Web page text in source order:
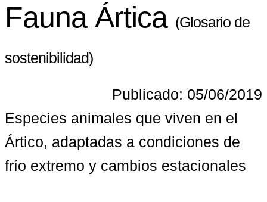
Fauna Ártica (Glosario de
sostenibilidad)
Publicado: 05/06/2019
Especies animales que viven en el
Ártico, adaptadas a condiciones de
frío extremo y cambios estacionales